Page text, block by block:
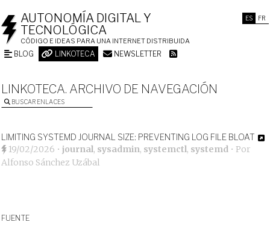
ES FR
AUTONOMÍA DIGITAL Y
TECNOLÓGICA
CÓDIGO E IDEAS PARA UNA INTERNET DISTRIBUIDA
BLOG LINKOTECA NEWSLETTER
LINKOTECA. ARCHIVO DE NAVEGACIÓN
BUSCAR ENLACES
LIMITING SYSTEMD JOURNAL SIZE: PREVENTING LOG FILE BLOAT
19/02/2026 •journal, sysadmin, systemctl, systemd • Por
Alfonso Sánchez Uzábal
FUENTE